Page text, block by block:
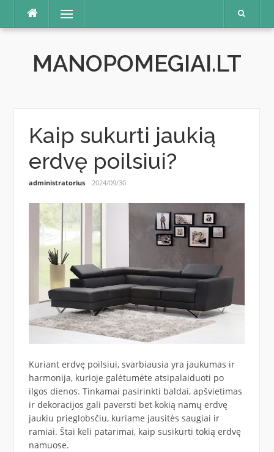
content
Menu
MANOPOMEGIAI.LT
Kaip sukurti jaukią
erdvę poilsiui?
administratorius 2024/09/30
Kuriant erdvę poilsiui, svarbiausia yra jaukumas ir
harmonija, kurioje galėtumėte atsipalaiduoti po
ilgos dienos. Tinkamai pasirinkti baldai, apšvietimas
ir dekoracijos gali paversti bet kokią namų erdvę
jaukiu prieglobsčiu, kuriame jausitės saugiai ir
ramiai. Štai keli patarimai, kaip susikurti tokią erdvę
namuose.